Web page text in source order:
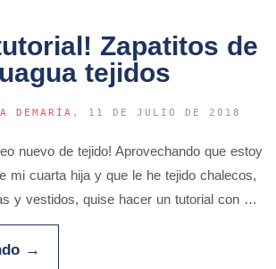
Zapatitos de
tejidos
DEMARÍA , 11 DE JULIO DE 2018
nuevo de tejido! Aprovechando que estoy
mi cuarta hija y que le he tejido chalecos,
y vestidos, quise hacer un tutorial con …
→